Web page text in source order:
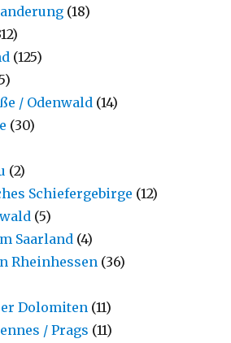
(18)
(125)
/ Odenwald (14)
(30)
(2)
Schiefergebirge (12)
(5)
Saarland (4)
Rheinhessen (36)
Dolomiten (11)
/ Prags (11)